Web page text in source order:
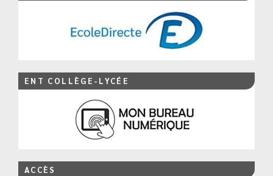
ENT COLLÈGE-LYCÉE
ACCÈS